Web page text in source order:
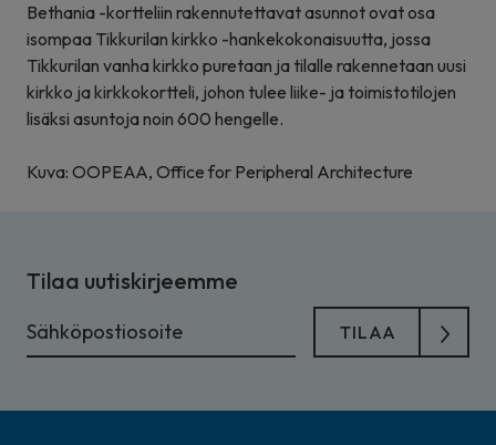
Bethania -kortteliin rakennutettavat asunnot ovat osa
isompaa Tikkurilan kirkko -hankekokonaisuutta, jossa
Tikkurilan vanha kirkko puretaan ja tilalle rakennetaan uusi
kirkko ja kirkkokortteli, johon tulee liike- ja toimistotilojen
lisäksi asuntoja noin 600 hengelle.
Kuva: OOPEAA, Office for Peripheral Architecture
Tilaa uutiskirjeemme